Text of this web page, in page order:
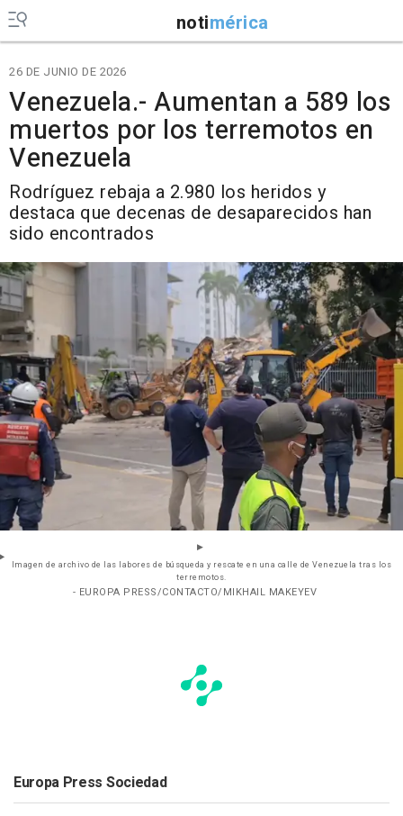
notimérica
26 DE JUNIO DE 2026
Venezuela.- Aumentan a 589 los
muertos por los terremotos en
Venezuela
Rodríguez rebaja a 2.980 los heridos y
destaca que decenas de desaparecidos han
sido encontrados
Imagen de archivo de las labores de búsqueda y rescate en una calle de Venezuela tras los
terremotos.
- EUROPA PRESS/CONTACTO/MIKHAIL MAKEYEV
Europa Press Sociedad